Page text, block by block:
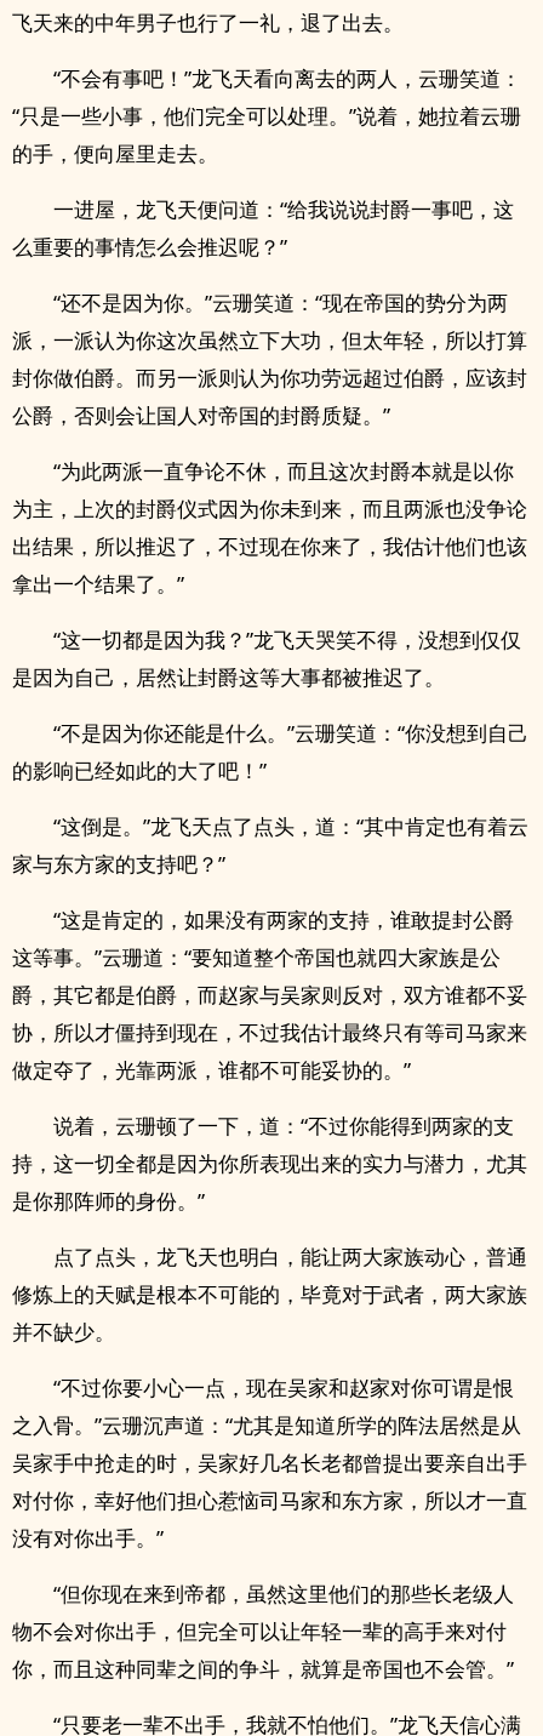
飞天来的中年男子也行了一礼，退了出去。
“不会有事吧！”龙飞天看向离去的两人，云珊笑道：
“只是一些小事，他们完全可以处理。”说着，她拉着云珊
的手，便向屋里走去。
一进屋，龙飞天便问道：“给我说说封爵一事吧，这
么重要的事情怎么会推迟呢？”
“还不是因为你。”云珊笑道：“现在帝国的势分为两
派，一派认为你这次虽然立下大功，但太年轻，所以打算
封你做伯爵。而另一派则认为你功劳远超过伯爵，应该封
公爵，否则会让国人对帝国的封爵质疑。”
“为此两派一直争论不休，而且这次封爵本就是以你
为主，上次的封爵仪式因为你未到来，而且两派也没争论
出结果，所以推迟了，不过现在你来了，我估计他们也该
拿出一个结果了。”
“这一切都是因为我？”龙飞天哭笑不得，没想到仅仅
是因为自己，居然让封爵这等大事都被推迟了。
“不是因为你还能是什么。”云珊笑道：“你没想到自己
的影响已经如此的大了吧！”
“这倒是。”龙飞天点了点头，道：“其中肯定也有着云
家与东方家的支持吧？”
“这是肯定的，如果没有两家的支持，谁敢提封公爵
这等事。”云珊道：“要知道整个帝国也就四大家族是公
爵，其它都是伯爵，而赵家与吴家则反对，双方谁都不妥
协，所以才僵持到现在，不过我估计最终只有等司马家来
做定夺了，光靠两派，谁都不可能妥协的。”
说着，云珊顿了一下，道：“不过你能得到两家的支
持，这一切全都是因为你所表现出来的实力与潜力，尤其
是你那阵师的身份。”
点了点头，龙飞天也明白，能让两大家族动心，普通
修炼上的天赋是根本不可能的，毕竟对于武者，两大家族
并不缺少。
“不过你要小心一点，现在吴家和赵家对你可谓是恨
之入骨。”云珊沉声道：“尤其是知道所学的阵法居然是从
吴家手中抢走的时，吴家好几名长老都曾提出要亲自出手
对付你，幸好他们担心惹恼司马家和东方家，所以才一直
没有对你出手。”
“但你现在来到帝都，虽然这里他们的那些长老级人
物不会对你出手，但完全可以让年轻一辈的高手来对付
你，而且这种同辈之间的争斗，就算是帝国也不会管。”
“只要老一辈不出手，我就不怕他们。”龙飞天信心满